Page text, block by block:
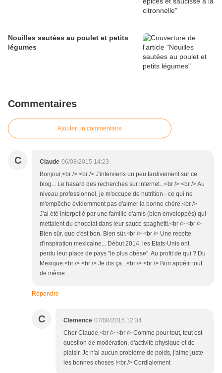
Nouilles sautées au poulet et petits
légumes
Commentaires
Ajouter un commentaire
C Claude 06/08/2015 14:23
Bonjour,<br /> <br /> J'interviens un peu tardivement sur ce
blog... Le hasard des recherches sur internet...<br /> <br /> Au
niveau professionnel, je m'occupe de nutrition - ce qui ne
m'empêche évidemment pas d'aimer la bonne chère.<br />
J'ai été interpellé par une famille d'amis (bien enveloppés) qui
mettaient du chocolat dans leur sauce spaghetti.<br /> <br />
Bien sûr, que c'est bon. Bien sûr.<br /> <br /> Une recette
d'inspiration mexicaine... Début 2014, les Etats-Unis ont
perdu leur place de pays "le plus obèse". Au profit de qui ? Du
Mexique.<br /> <br /> Je dis ça...<br /> <br /> Bon appétit tout
de même.
Répondre
C Clemence 07/08/2015 12:34
Cher Claude,<br /> <br /> Comme pour tout, tout est
question de modération, d'activité physique et de
plaisir. Je n'ai aucun problème de poids, j'aime juste
les bonnes choses !<br /> Cordialement